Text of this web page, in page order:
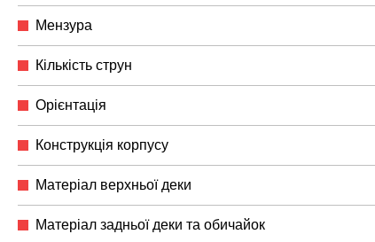
Мензура
Кількість струн
Орієнтація
Конструкція корпусу
Матеріал верхньої деки
Матеріал задньої деки та обичайок